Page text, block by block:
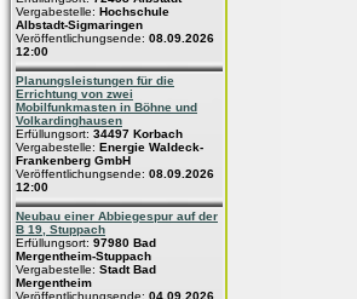
Vergabestelle: Hochschule
Albstadt-Sigmaringen
Veröffentlichungsende: 08.09.2026
12:00
Planungsleistungen für die
Errichtung von zwei
Mobilfunkmasten in Böhne und
Volkardinghausen
Erfüllungsort: 34497 Korbach
Vergabestelle: Energie Waldeck-
Frankenberg GmbH
Veröffentlichungsende: 08.09.2026
12:00
Neubau einer Abbiegespur auf der
B 19, Stuppach
Erfüllungsort: 97980 Bad
Mergentheim-Stuppach
Vergabestelle: Stadt Bad
Mergentheim
Veröffentlichungsende: 04.09.2026